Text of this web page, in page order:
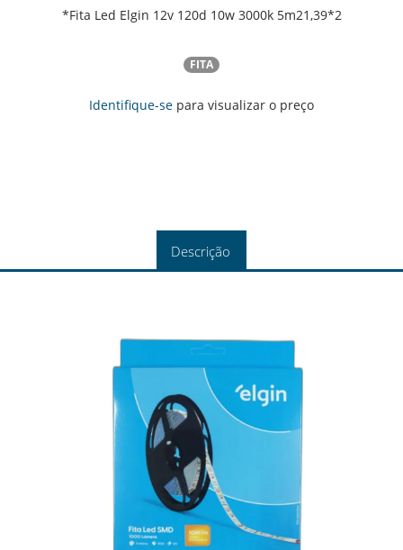
*Fita Led Elgin 12v 120d 10w 3000k 5m21,39*2
FITA
Identifique-se para visualizar o preço
Descrição